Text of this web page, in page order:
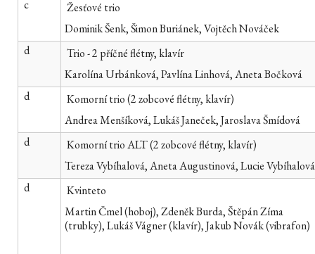
c
Žesťové trio
Dominik Šenk, Šimon Buriánek, Vojtěch Nováček
d
Trio - 2 příčné flétny, klavír
Karolína Urbánková, Pavlína Linhová, Aneta Bočková
d
Komorní trio(2 zobcové flétny, klavír)
Andrea Menšíková, Lukáš Janeček, Jaroslava Šmídová
d
Komorní trio ALT(2 zobcové flétny, klavír)
Tereza Vybíhalová, Aneta Augustinová, Lucie Vybíhalová
d
Kvinteto
Martin Čmel (hoboj), Zdeněk Burda, Štěpán Zíma
(trubky), Lukáš Vágner (klavír), Jakub Novák (vibrafon)